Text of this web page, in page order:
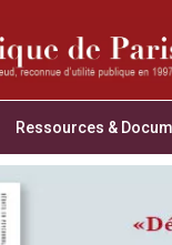
Ressources &